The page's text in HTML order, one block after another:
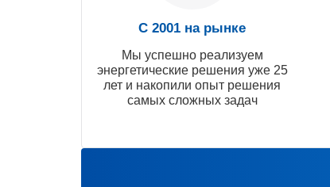
С 2001 на рынке
Мы успешно реализуем
энергетические решения уже 25
лет и накопили опыт решения
самых сложных задач